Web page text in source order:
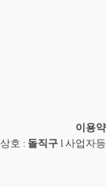
이용
상호 : 돌직구 l사업자